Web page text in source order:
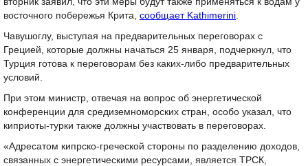
восточного побережья Крита, сообщает Kathimerini.
Чавушоглу, выступая на предварительных переговорах с
Грецией, которые должны начаться 25 января, подчеркнул, что
Турция готова к переговорам без каких-либо предварительных
условий.
При этом министр, отвечая на вопрос об энергетической
конференции для средиземноморских стран, особо указал, что
киприоты-турки также должны участвовать в переговорах.
«Адресатом кипрско-греческой стороны по разделению доходов,
связанных с энергетическими ресурсами, является ТРСК,